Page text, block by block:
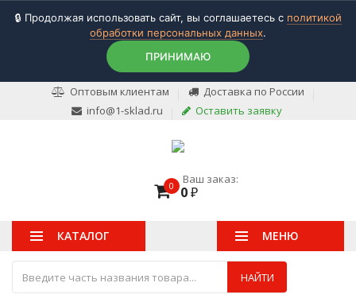
🔒 Продолжая использовать сайт, вы соглашаетесь с политикой
обработки персональных данных.
ПРИНИМАЮ
Оптовым клиентам
Доставка по России
info@1-sklad.ru
Оставить заявку
0 Ваш заказ:
0₽
КАТАЛОГ
НАЙТИ
МЕНЮ